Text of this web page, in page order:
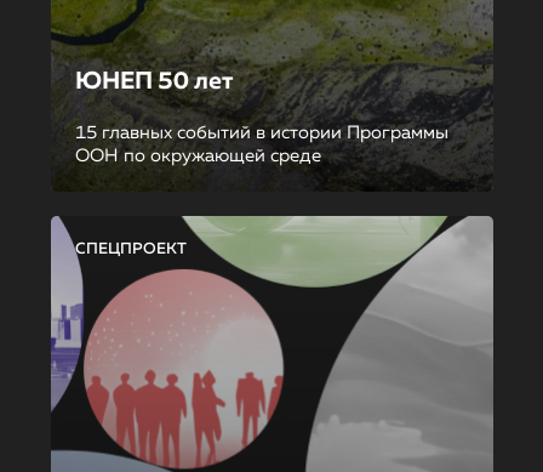
ЮНЕП 50 лет
15 главных событий в истории Программы
ООН по окружающей среде
СПЕЦПРОЕКТ